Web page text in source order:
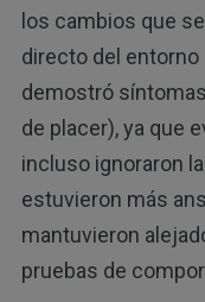
los cambios que
directo del
demostró
de placer), ya que
incluso ignoraron
estuvieron más
mantuvieron
pruebas de